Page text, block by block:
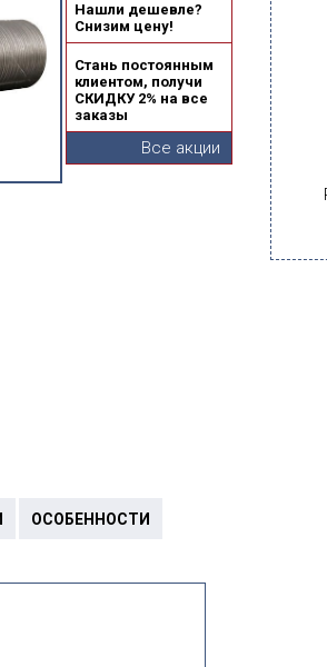
ОСОБЕННОСТИ
Нашли дешевле?
Снизим цену!
Стань постоянным
клиентом, получи
СКИДКУ 2% на все
заказы
Все акции